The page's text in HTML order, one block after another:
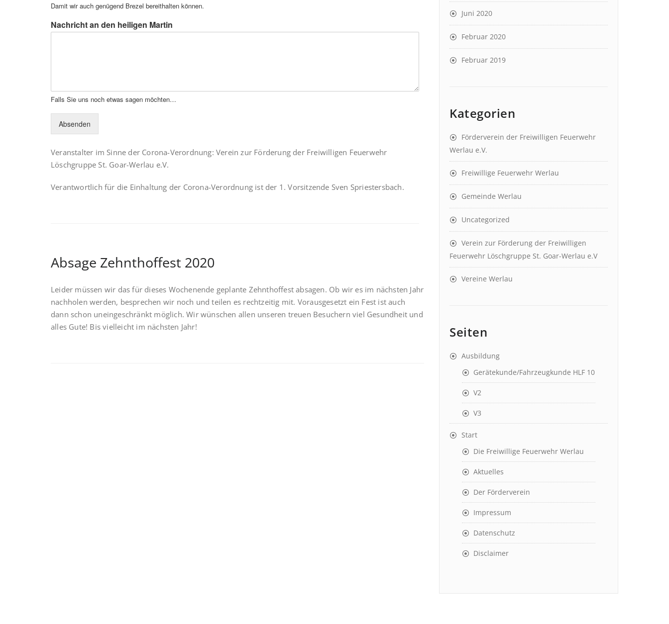
Damit wir auch genügend Brezel bereithalten können.
Nachricht an den heiligen Martin
Falls Sie uns noch etwas sagen möchten…
Absenden
Veranstalter im Sinne der Corona-Verordnung: Verein zur Förderung der Freiwilligen Feuerwehr
Löschgruppe St. Goar-Werlau e.V.
Verantwortlich für die Einhaltung der Corona-Verordnung ist der 1. Vorsitzende Sven Spriestersbach.
Absage Zehnthoffest 2020
Leider müssen wir das für dieses Wochenende geplante Zehnthoffest absagen. Ob wir es im nächsten Jahr
nachholen werden, besprechen wir noch und teilen es rechtzeitig mit. Vorausgesetzt ein Fest ist auch
dann schon uneingeschränkt möglich. Wir wünschen allen unseren treuen Besuchern viel Gesundheit und
alles Gute! Bis vielleicht im nächsten Jahr!
Juni 2020
Februar 2020
Februar 2019
Kategorien
Förderverein der Freiwilligen Feuerwehr
Werlau e.V.
Freiwillige Feuerwehr Werlau
Gemeinde Werlau
Uncategorized
Verein zur Förderung der Freiwilligen
Feuerwehr Löschgruppe St. Goar-Werlau e.V
Vereine Werlau
Seiten
Ausbildung
Gerätekunde/Fahrzeugkunde HLF 10
V2
V3
Start
Die Freiwillige Feuerwehr Werlau
Aktuelles
Der Förderverein
Impressum
Datenschutz
Disclaimer